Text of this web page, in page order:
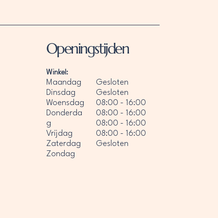
Openingstijden
Winkel:
Maandag
Dinsdag
Woensdag
Donderda
g
Vrijdag
Zaterdag
Zondag
Gesloten
Gesloten
08:00 - 16:00
08:00 - 16:00
08:00 - 16:00
08:00 - 16:00
Gesloten